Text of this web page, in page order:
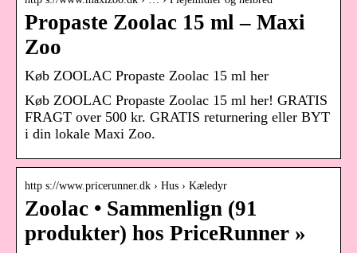
Propaste Zoolac 15 ml – Maxi
Zoo
Køb ZOOLAC Propaste Zoolac 15 ml her
Køb ZOOLAC Propaste Zoolac 15 ml her! GRATIS
FRAGT over 500 kr. GRATIS returnering eller BYT
i din lokale Maxi Zoo.
http s://www.pricerunner.dk › Hus › Kæledyr
Zoolac • Sammenlign (91
produkter) hos PriceRunner »